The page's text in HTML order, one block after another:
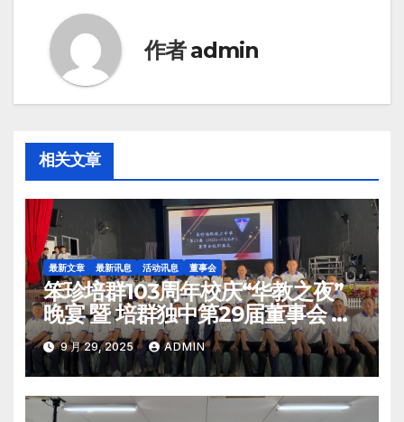
作者admin
相关文章
最新文章 最新讯息 活动讯息 董事会
笨珍培群103周年校庆“华教之夜”
晚宴 暨 培群独中第29届董事会 与
笨珍发展华校工委会就职典礼 华
教之夜点亮笨珍夜空
9 月 29, 2025 ADMIN